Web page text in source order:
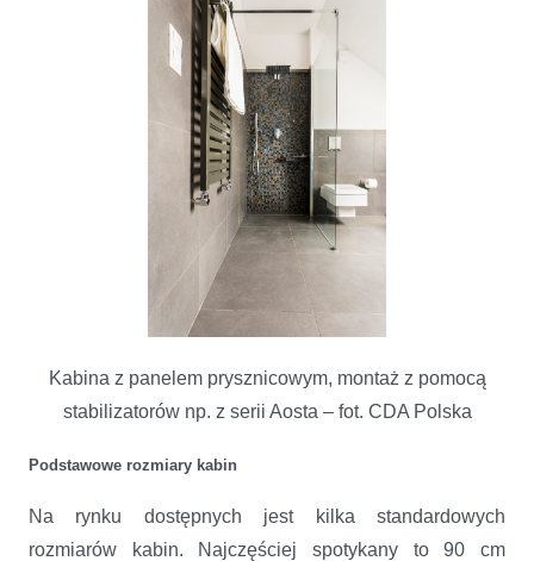
Kabina z panelem prysznicowym, montaż z pomocą
stabilizatorów np. z serii Aosta – fot. CDA Polska
Podstawowe rozmiary kabin
Na rynku dostępnych jest kilka standardowych
rozmiarów kabin. Najczęściej spotykany to 90 cm